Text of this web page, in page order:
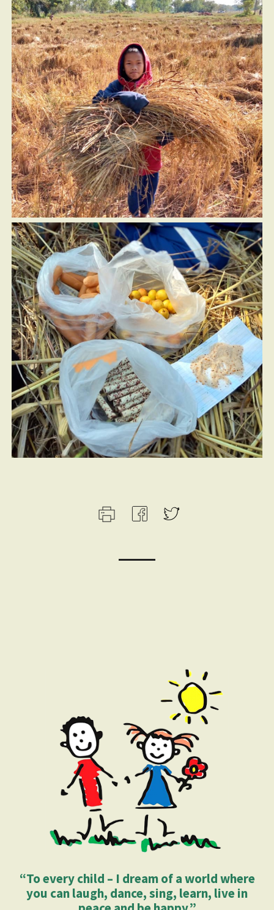
“To every child – I dream of a world where
you can laugh, dance, sing, learn, live in